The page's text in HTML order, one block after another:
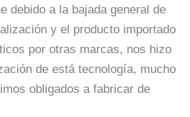
debido a la bajada general de
y el producto importado
por otras marcas, nos hizo
de está tecnología, mucho
obligados a fabricar de